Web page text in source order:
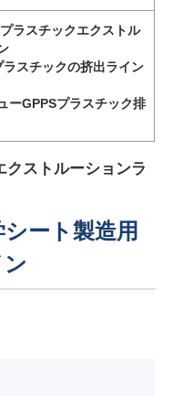
ラスチックエクストル
スチックの挤出ライン
ーGPPSプラスチック排
クストルーションラ
ート製造用